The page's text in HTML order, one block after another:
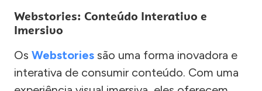
Webstories: Conteúdo Interativo e
Imersivo
Os Webstories são uma forma inovadora e
interativa de consumir conteúdo. Com uma